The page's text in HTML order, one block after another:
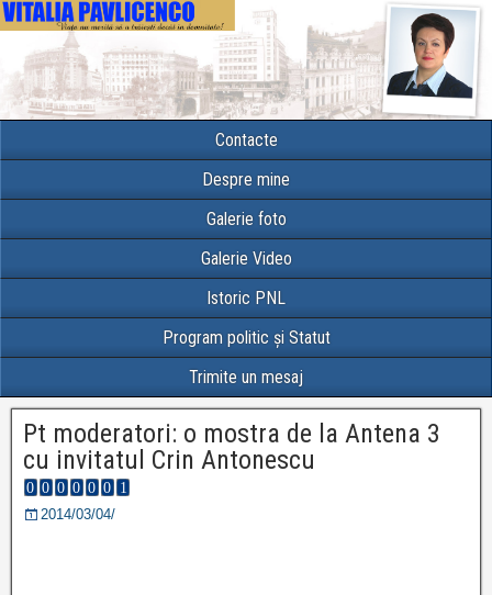
Contacte
Despre mine
Galerie foto
Galerie Video
Istoric PNL
Program politic și Statut
Trimite un mesaj
Pt moderatori: o mostra de la Antena 3
cu invitatul Crin Antonescu
2014/03/04/